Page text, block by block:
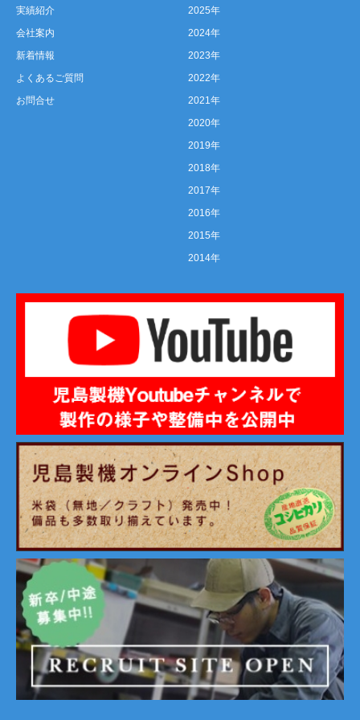
実績紹介
会社案内
新着情報
よくあるご質問
お問合せ
2025年
2024年
2023年
2022年
2021年
2020年
2019年
2018年
2017年
2016年
2015年
2014年